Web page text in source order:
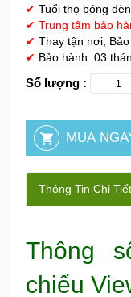
✔ Tuổi thọ bóng
✔ Trung tâm bảo
✔ Thay tận nơi,
✔ Bảo hành: 03
Số lượng :
Thông Tin Chi Tiết
Thông
chiếu